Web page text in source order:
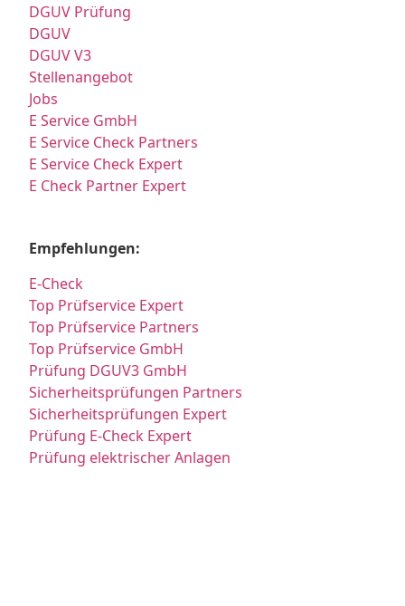
DGUV Prüfung
DGUV
DGUV V3
Stellenangebot
Jobs
E Service GmbH
E Service Check Partners
E Service Check Expert
E Check Partner Expert
Empfehlungen:
E-Check
Top Prüfservice Expert
Top Prüfservice Partners
Top Prüfservice GmbH
Prüfung DGUV3 GmbH
Sicherheitsprüfungen Partners
Sicherheitsprüfungen Expert
Prüfung E-Check Expert
Prüfung elektrischer Anlagen